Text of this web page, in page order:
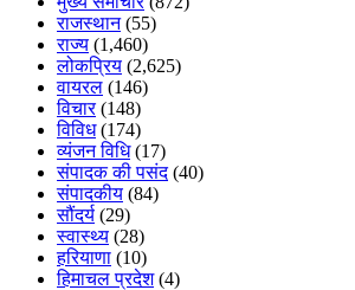
राजस्थान(55)
राज्य (1,460)
लोकप्रिय (2,625)
वायरल (146)
विचार(148)
विविध(174)
व्यंजन विधि(17)
संपादक की पसंद(40)
संपादकीय (84)
सौंदर्य (29)
स्वास्थ्य (28)
हरियाणा (10)
हिमाचल प्रदेश(4)